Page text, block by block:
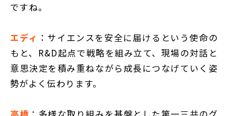
ですね。
エディ ：サイエンスを安全に届けるという使命の
もと、R&D起点で戦略を組み立て、現場の対話と
意思決定を積み重ねながら成長につなげていく姿
勢がよく伝わります。